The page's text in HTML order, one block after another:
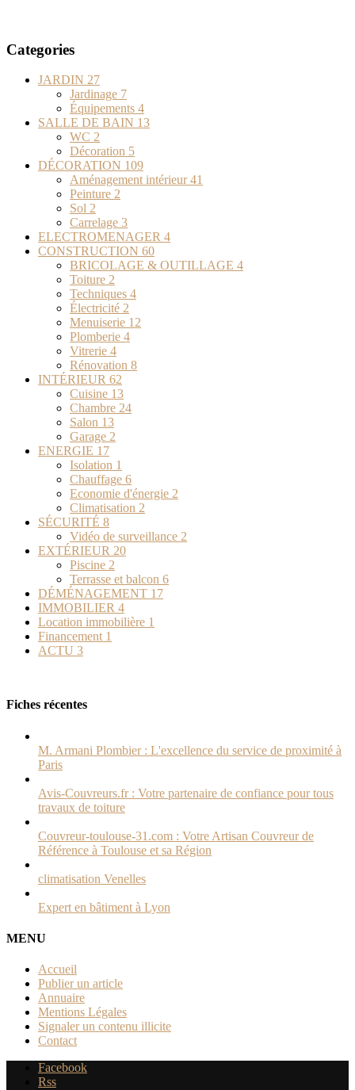
Categories
JARDIN 27
Jardinage 7
Équipements 4
SALLE DE BAIN 13
WC 2
Décoration 5
DÉCORATION 109
Aménagement intérieur41
Peinture 2
Sol 2
Carrelage 3
ELECTROMENAGER 4
CONSTRUCTION 60
BRICOLAGE & OUTILLAGE 4
Toiture 2
Techniques 4
Électricité 2
Menuiserie 12
Plomberie 4
Vitrerie 4
Rénovation 8
INTÉRIEUR 62
Cuisine 13
Chambre 24
Salon 13
Garage 2
ENERGIE 17
Isolation 1
Chauffage 6
Economie d'énergie 2
Climatisation 2
SÉCURITÉ 8
Vidéo de surveillance 2
EXTÉRIEUR 20
Piscine 2
Terrasse et balcon 6
DÉMÉNAGEMENT 17
IMMOBILIER 4
Location immobilière 1
Financement 1
ACTU 3
Fiches récentes
M. Armani Plombier : L'excellence du service de proximité à
Paris
Avis-Couvreurs.fr : Votre partenaire de confiance pour tous
travaux de toiture
Couvreur-toulouse-31.com : Votre Artisan Couvreur de
Référence à Toulouse et sa Région
climatisation Venelles
Expert en bâtiment à Lyon
MENU
Accueil
Publier un article
Annuaire
Mentions Légales
Signaler un contenu illicite
Contact
Facebook
Rss